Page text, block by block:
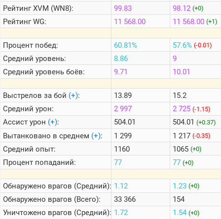
Теlegram
ВК
Портал
Мира
Танков
РейтингXVM (WN8):
РейтингWG:
Процент побед:
Средний уровень:
Средний уровень боёв:
Выстрелов за бой (+):
Средний урон:
Ассист урон (+):
Вытанковано в среднем (+):
Средний опыт:
Процент попаданий:
Обнаружено врагов (Средний):
Обнаружено врагов (Всего):
Уничтожено врагов (Средний):
99.83
11 568.00
60.81%
8.86
9.71
13.89
2 997
504.01
1 299
1160
77
1.12
33 366
1.72
98.12 (+0)
11 568.00 (+1)
57.6% (-0.01)
9
10.01
15.2
2 725 (-1.15)
504.01 (+0.37)
1 217 (-0.35)
1065 (+0)
77 (+0)
1.23 (+0)
154
1.54 (+0)